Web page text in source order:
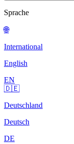
Sprache
🌐
International
English
EN
🇩🇪
Deutschland
Deutsch
DE